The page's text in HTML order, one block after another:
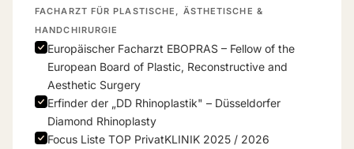
FACHARZT FÜR PLASTISCHE, ÄSTHETISCHE &
HANDCHIRURGIE
Europäischer Facharzt EBOPRAS – Fellow of the
European Board of Plastic, Reconstructive and
Aesthetic Surgery
Erfinder der „DD Rhinoplastik" – Düsseldorfer
Diamond Rhinoplasty
Focus Liste TOP PrivatKLINIK 2025 / 2026